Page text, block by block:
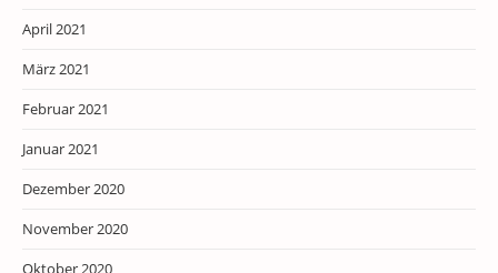
April 2021
März 2021
Februar 2021
Januar 2021
Dezember 2020
November 2020
Oktober 2020